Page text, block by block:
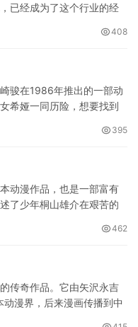
已经成为了这个行业的经
408
骏在1986年推出的一部动
希娅一同历险，想要找到
395
动漫作品，也是一部富有
了少年桐山雄介在艰苦的
462
传奇作品。它由矢沢永吉
漫界，后来漫画传播到中